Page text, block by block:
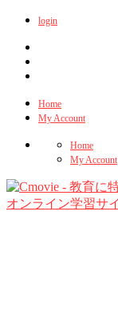
login
Home
My Account
Home
My Account